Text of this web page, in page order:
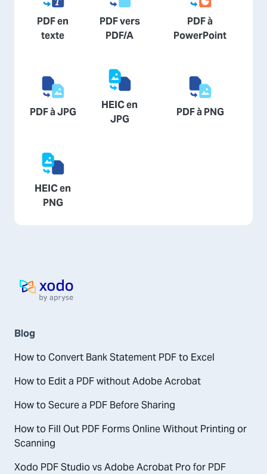
PDF en
texte
PDF vers
PDF/A
PDF à
PowerPoint
PDF à JPG
HEIC en
JPG
PDF à PNG
HEIC en
PNG
Page d'accueil
Blog
How to Convert Bank Statement PDF to Excel
How to Edit a PDF without Adobe Acrobat
How to Secure a PDF Before Sharing
How to Fill Out PDF Forms Online Without Printing or
Scanning
Xodo PDF Studio vs Adobe Acrobat Pro for PDF